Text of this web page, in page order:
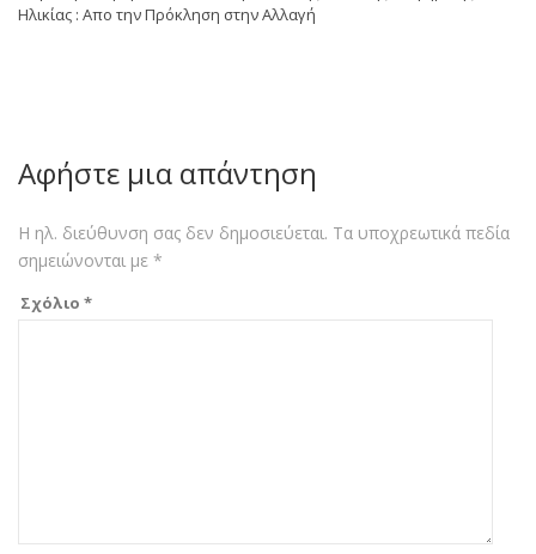
Ηλικίας : Απο την Πρόκληση στην Αλλαγή
Αφήστε μια απάντηση
Η ηλ. διεύθυνση σας δεν δημοσιεύεται. Τα υποχρεωτικά πεδία
σημειώνονται με *
Σχόλιο *